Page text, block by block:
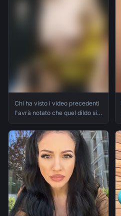
Chi ha visto i video precedenti
l'avrà notato che quel dildo si
buchino pic